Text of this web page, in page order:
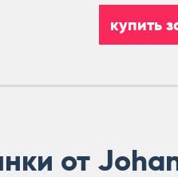
купить
от